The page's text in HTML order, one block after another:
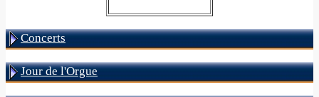
Concerts
Jour de l'Orgue